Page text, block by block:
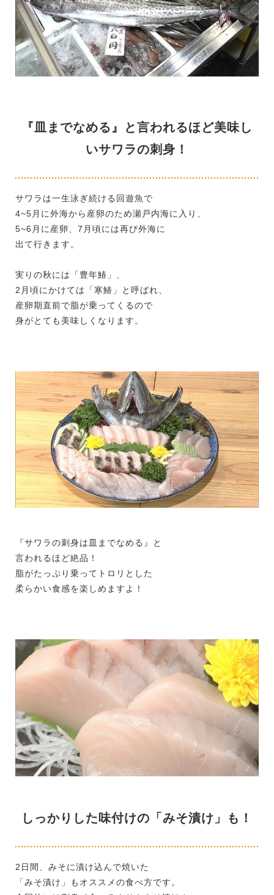
『皿までなめる』と言われるほど美味し
いサワラの刺身！
サワラは一生泳ぎ続ける回遊魚で
4~5月に外海から産卵のため瀬戸内海に入り、
5~6月に産卵、7月頃には再び外海に
出て行きます。
実りの秋には「豊年鰆」、
2月頃にかけては「寒鰆」と呼ばれ、
産卵期直前で脂が乗ってくるので
身がとても美味しくなります。
『サワラの刺身は皿までなめる』と
言われるほど絶品！
脂がたっぷり乗ってトロリとした
柔らかい食感を楽しめますよ！
しっかりした味付けの「みそ漬け」も！
2日間、みそに漬け込んで焼いた
「みそ漬け」もオススメの食べ方です。